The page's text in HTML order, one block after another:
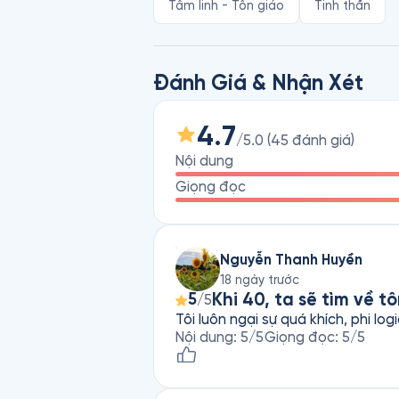
xảy ra nơi thân thể, cảm thọ, tâm
chúng ta cần có một cái gì để tin
Tương Lai, Năm Giới được Thiền sư
thương đích thực, Ái ngữ và Lắng
Năm Giới chính là tình thương.
phải là luật lệ mà là những nguyên
quanh.
Tâm linh - Tôn giáo Tinh thần
Đánh Giá & Nhận Xét
4.7/5.0 (45 đánh giá)
Nội dung
Giọng đọc
Nguyễn Thanh Huyền
18 ngày trước
5/5 Khi 40, ta sẽ tìm về
Tôi luôn ngại sự quá khích, phi
Nội dung: 5/5Giọng đọc: 5/5